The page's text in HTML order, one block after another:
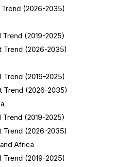
(2026-2035)
(2019-2025)
(2026-2035)
(2019-2025)
(2026-2035)
(2019-2025)
(2026-2035)
Africa
(2019-2025)